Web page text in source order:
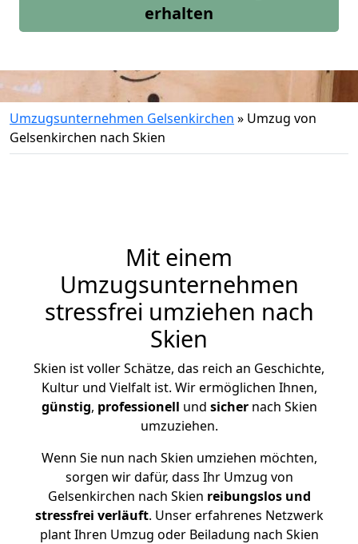
erhalten
Umzugsunternehmen Gelsenkirchen » Umzug von
Gelsenkirchen nach Skien
Mit einem
Umzugsunternehmen
stressfrei umziehen nach
Skien
Skien ist voller Schätze, das reich an Geschichte,
Kultur und Vielfalt ist. Wir ermöglichen Ihnen,
günstig, professionell und sichernach Skien
umzuziehen.
Wenn Sie nun nach Skien umziehen möchten,
sorgen wir dafür, dass Ihr Umzug von
Gelsenkirchen nach Skien reibungslos und
stressfrei verläuft. Unser erfahrenes Netzwerk
plant Ihren Umzug oder Beiladung nach Skien